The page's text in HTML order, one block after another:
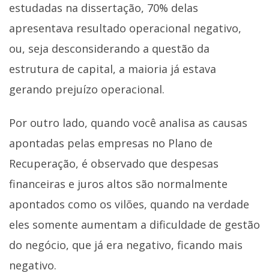
estudadas na dissertação, 70% delas
apresentava resultado operacional negativo,
ou, seja desconsiderando a questão da
estrutura de capital, a maioria já estava
gerando prejuízo operacional.
Por outro lado, quando você analisa as causas
apontadas pelas empresas no Plano de
Recuperação, é observado que despesas
financeiras e juros altos são normalmente
apontados como os vilões, quando na verdade
eles somente aumentam a dificuldade de gestão
do negócio, que já era negativo, ficando mais
negativo.